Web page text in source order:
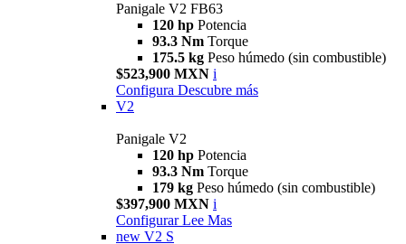
Panigale V2 FB63
120 hp Potencia
93.3 Nm Torque
175.5 kg Peso húmedo (sin combustible)
$523,900 MXN i
Configura Descubre más
V2
Panigale V2
120 hp Potencia
93.3 Nm Torque
179 kg Peso húmedo (sin combustible)
$397,900 MXN i
Configurar Lee Mas
new V2 S